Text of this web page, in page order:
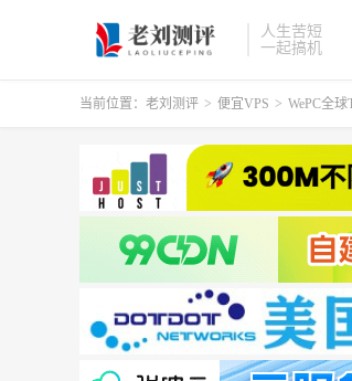
人生苦短
一起搞机
当前位置： 老刘测评 > 便宜VPS > WePC全